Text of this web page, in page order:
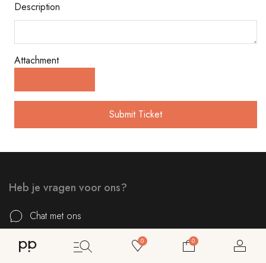
0 0
Description
Attachment
Submit Ticket
Heb je vragen voor ons?
Chat met ons
+32 52 40 80 80